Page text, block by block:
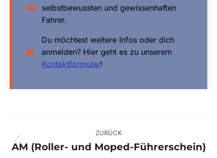
selbstbewussten und gewissenhaften
Fahrer.
Du möchtest weitere Infos oder dich
anmelden? Hier geht es zu unserem
Kontaktformular!
navigation
ZURÜCK
Previous
AM (Roller- und Moped-Führerschein)